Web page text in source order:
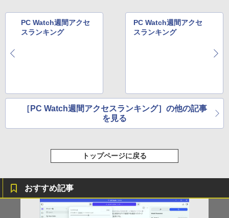
￥14,980
エース)
￥594
HUNTER×HUNTER モノクロ版 39 (ジャンプ
￥572
版ビッグガンガンコミックス)
PC Watch週間アクセ
スランキング
PC Watch週間アクセ
スランキング
［PC Watch週間アクセスランキング］の他の記事
を見る
トップページに戻る
おすすめ記事